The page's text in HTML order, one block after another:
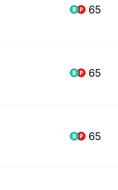
65
65
65